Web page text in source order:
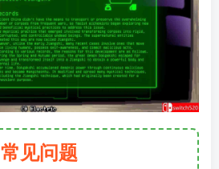
常见问题